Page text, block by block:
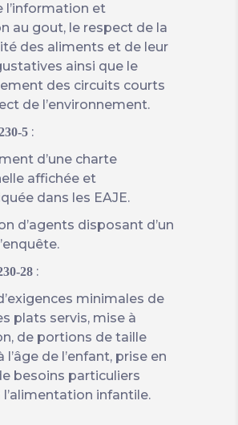
l’information et
au gout, le respect de la
des aliments et de leur
ainsi que le
des circuits courts
de l’environnement.
5 :
d’une charte
affichée et
dans les EAJE.
d’agents disposant d’un
28 :
minimales de
plats servis, mise à
de portions de taille
l’âge de l’enfant, prise en
besoins particuliers
l’alimentation infantile.